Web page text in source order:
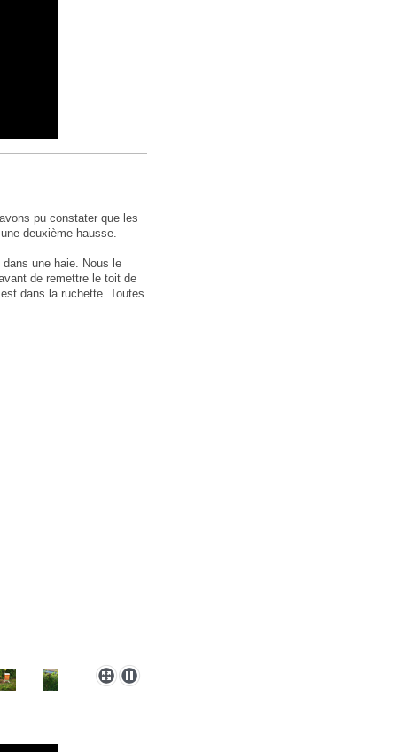
pu constater que les
deuxième hausse.
une haie. Nous le
de remettre le toit de
dans la ruchette. Toutes